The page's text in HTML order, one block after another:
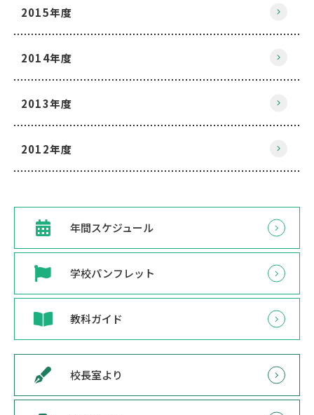
2015年度
2014年度
2013年度
2012年度
年間スケジュール
学校パンフレット
教科ガイド
校長室より